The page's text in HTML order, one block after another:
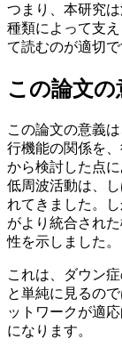
つまり、本研究
種類によって支
て読むのが適切で
この論文の
この論文の意義
行機能の関係を
から検討した点
低周波活動は、し
れてきました。
がより統合され
性を示しました。
これは、ダウン
と単純に見るの
ットワークが適
になります。